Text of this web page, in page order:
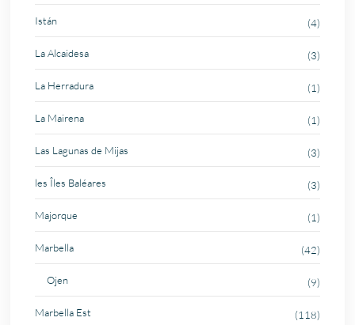
Istán (4)
La Alcaidesa (3)
La Herradura (1)
La Mairena (1)
Las Lagunas de Mijas (3)
les Îles Baléares (3)
Majorque (1)
Marbella (42)
Ojen (9)
Marbella Est (118)